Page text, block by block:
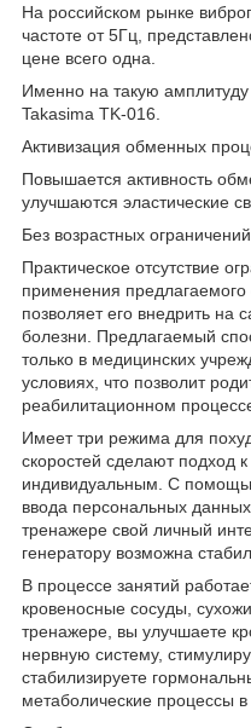
На российском рынке
частоте от 5Гц,
цене всего одна.
Именно на такую
Takasima TK-016.
Активизация обменных
Повышается активность
улучшаются эластические
Без возрастных ограничений
Практическое отсутствие
применения
позволяет его внедрить на
болезни. Предлагаемый
только в медицинских
условиях, что позволит
реабилитационном
Имеет три режима для
скоростей сделают подход
индивидуальным. С
ввода персональных
тренажере свой личный
генератору возможна
В процессе занятий
кровеносные сосуды,
тренажере, вы улучшаете
нервную систему,
стабилизируете
метаболические процессы